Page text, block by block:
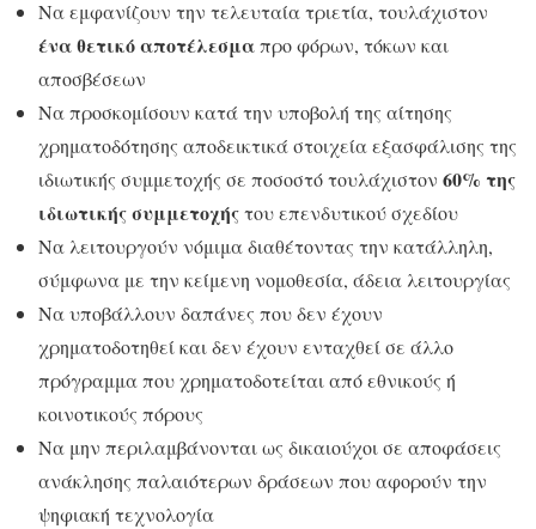
Να εμφανίζουν την τελευταία τριετία, τουλάχιστον
ένα θετικό αποτέλεσμαπρο φόρων, τόκων και
αποσβέσεων
Να προσκομίσουν κατά την υποβολή της αίτησης
χρηματοδότησης αποδεικτικά στοιχεία εξασφάλισης της
ιδιωτικής συμμετοχής σε ποσοστό τουλάχιστον 60% της
ιδιωτικής συμμετοχήςτου επενδυτικού σχεδίου
Να λειτουργούν νόμιμα διαθέτοντας την κατάλληλη,
σύμφωνα με την κείμενη νομοθεσία, άδεια λειτουργίας
Να υποβάλλουν δαπάνες που δεν έχουν
χρηματοδοτηθεί και δεν έχουν ενταχθεί σε άλλο
πρόγραμμα που χρηματοδοτείται από εθνικούς ή
κοινοτικούς πόρους
Να μην περιλαμβάνονται ως δικαιούχοι σε αποφάσεις
ανάκλησης παλαιότερων δράσεων που αφορούν την
ψηφιακή τεχνολογία